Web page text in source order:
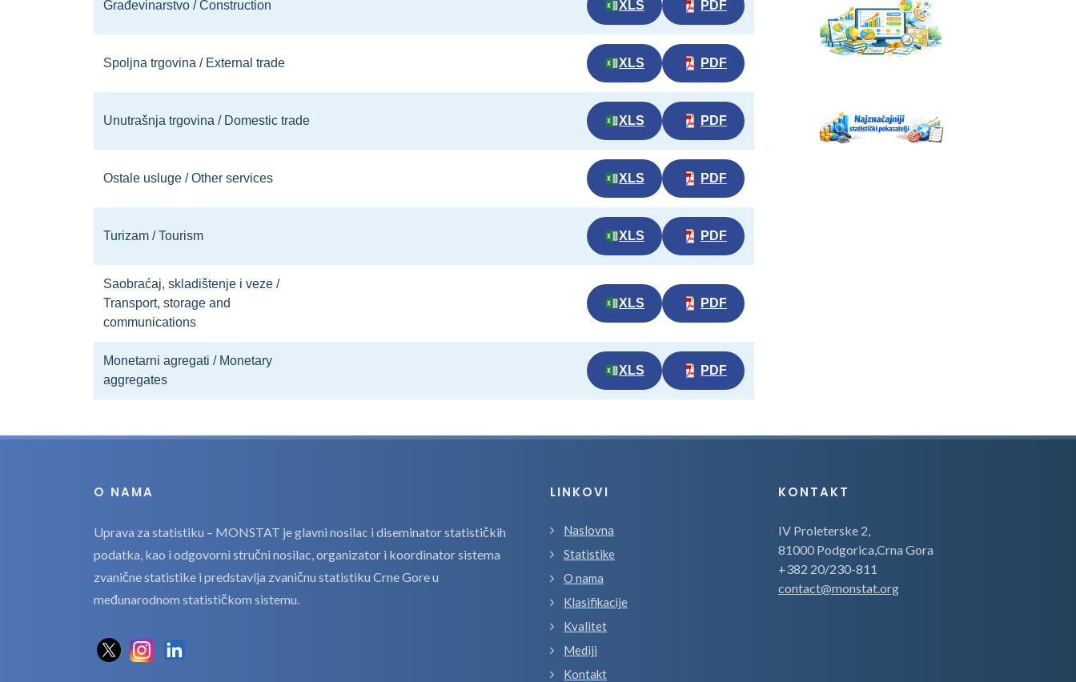
Građevinarstvo / Construction XLS PDF
Spoljna trgovina / External trade XLS PDF
Unutrašnja trgovina / Domestic trade XLS PDF
Ostale usluge / Other services XLS PDF
Turizam / Tourism XLS PDF
Saobraćaj, skladištenje i veze /
Transport, storage and
communications
XLS PDF
Monetarni agregati / Monetary
aggregates
XLS PDF
O NAMA
Uprava za statistiku – MONSTAT je glavni nosilac i diseminator statističkih
podatka, kao i odgovorni stručni nosilac, organizator i koordinator sistema
zvanične statistike i predstavlja zvaničnu statistiku Crne Gore u
međunarodnom statističkom sistemu.
LINKOVI
Naslovna
Statistike
O nama
Klasifikacije
Kvalitet
Mediji
Kontakt
KONTAKT
IV Proleterske 2,
81000 Podgorica,Crna Gora
+382 20/230-811
contact@monstat.org